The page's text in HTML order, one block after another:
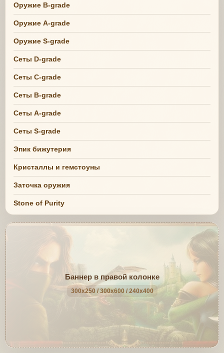
Оружие B-grade
Оружие A-grade
Оружие S-grade
Сеты D-grade
Сеты C-grade
Сеты B-grade
Сеты A-grade
Сеты S-grade
Эпик бижутерия
Кристаллы и гемстоуны
Заточка оружия
Stone of Purity
Баннер в правой колонке
300x250 / 300x600 / 240x400